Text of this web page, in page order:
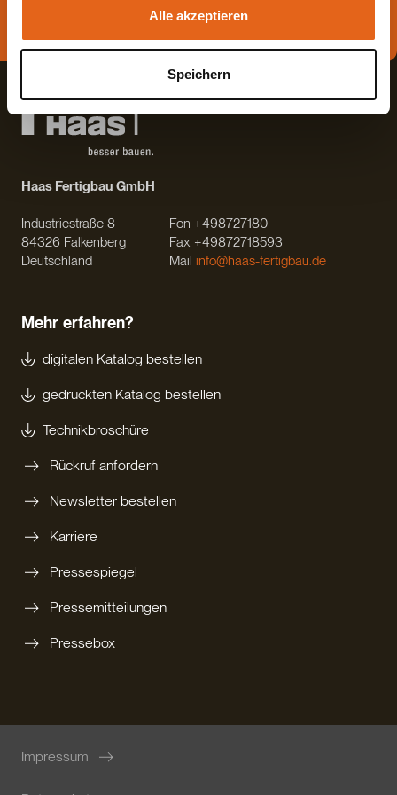
Alle akzeptieren
Speichern
Direkt Termin vereinbaren
Haas Fertigbau GmbH
Industriestraße 8
84326 Falkenberg
Deutschland
Fon +498727180
Fax +49872718593
Mail info@haas-fertigbau.de
Mehr erfahren?
digitalen Katalog bestellen
gedruckten Katalog bestellen
Technikbroschüre
Rückruf anfordern
Newsletter bestellen
Karriere
Pressespiegel
Pressemitteilungen
Pressebox
Impressum